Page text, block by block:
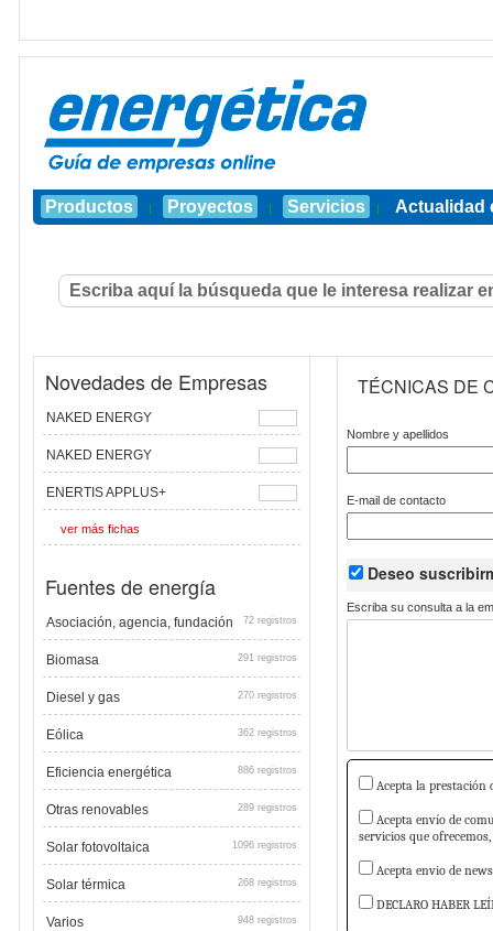
Productos | Proyectos | Servicios | Actualidad
Novedades de Empresas
NAKED ENERGY
NAKED ENERGY
ENERTIS APPLUS+
ver más fichas
Fuentes de energía
Asociación, agencia, fundación 72 registros
Biomasa 291 registros
Diesel y gas 270 registros
Eólica 362 registros
Eficiencia energética 886 registros
Otras renovables 289 registros
Solar fotovoltaica 1096 registros
Solar térmica 268 registros
Varios 948 registros
TÉCNICAS DE
Nombre y apellidos
E-mail de contacto
Deseo
Escriba su consulta a la
Acepta la prestación
Acepta envío de
servicios que
Acepta envio de
DECLARO HABER